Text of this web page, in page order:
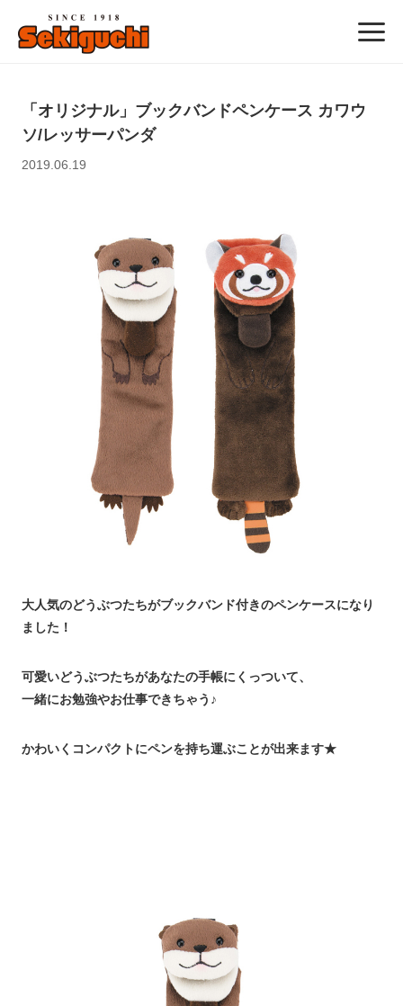
「オリジナル」ブックバンドペンケース カワウ
ソ/レッサーパンダ
2019.06.19
大人気のどうぶつたちがブックバンド付きのペンケースになり
ました！
可愛いどうぶつたちがあなたの手帳にくっついて、
一緒にお勉強やお仕事できちゃう♪
かわいくコンパクトにペンを持ち運ぶことが出来ます★